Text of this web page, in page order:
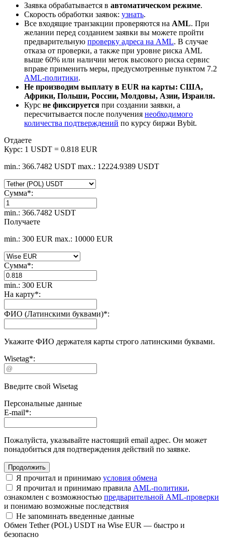
Заявка обрабатывается в автоматическом режиме.
Скорость обработки заявок: узнать.
Все входящие транзакции проверяются на AML. При
желании перед созданием заявки вы можете пройти
предварительную проверку адреса на AML. В случае
отказа от проверки, а также при уровне риска AML
выше 60% или наличии меток высокого риска сервис
вправе применить меры, предусмотренные пунктом 7.2
AML-политики.
Не производим выплату в EUR на карты: США,
Африки, Польши, России, Молдовы, Азии, Израиля.
Курс не фиксируется при создании заявки, а
пересчитывается после получения необходимого
количества подтверждений по курсу биржи Bybit.
Отдаете
Курс: 1 USDT = 0.818 EUR
min.: 366.7482 USDT max.: 12224.9389 USDT
Сумма*:
min.: 366.7482 USDT
Получаете
min.: 300 EUR max.: 10000 EUR
Сумма*:
min.: 300 EUR
На карту*:
ФИО (Латинскими буквами)*:
Укажите ФИО держателя карты строго латинскими буквами.
Wisetag*:
Введите свой Wisetag
Персональные данные
E-mail*:
Пожалуйста, указывайте настоящий email адрес. Он может
понадобиться для подтверждения действий по заявке.
Я прочитал и принимаю условия обмена
Я прочитал и принимаю правила AML-политики,
ознакомлен с возможностью предварительной AML-проверки
и понимаю возможные последствия
Не запоминать введенные данные
Обмен Tether (POL) USDT на Wise EUR — быстро и
безопасно